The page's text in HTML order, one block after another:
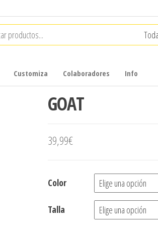
Customiza Colaboradores Info
GOAT
39,99€
Color
Talla